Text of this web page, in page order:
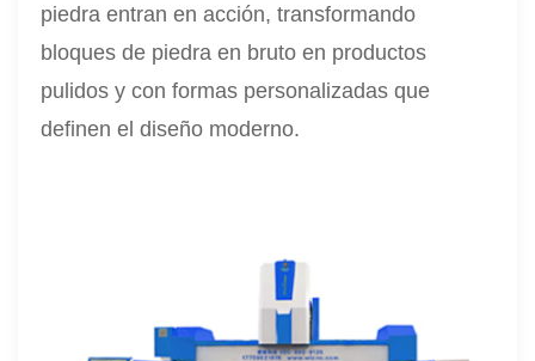
piedra entran en acción, transformando
bloques de piedra en bruto en productos
pulidos y con formas personalizadas que
definen el diseño moderno.